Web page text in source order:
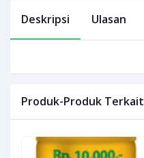
Deskripsi Ulasan
Produk-Produk Terkait